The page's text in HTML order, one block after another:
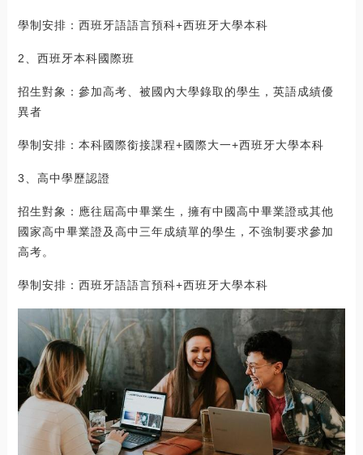
學制安排：西班牙語語言預科+西班牙大學本科
2、西班牙本科國際班
招生對象：參加高考、被國內大學錄取的學生，英語成績優
異者
學制安排：本科國際銜接課程+國際大一+西班牙大學本科
3、高中學歷認證
招生對象：應往屆高中畢業生，擁有中國高中畢業證或其他
國家高中畢業證及高中三年成績單的學生，不強制要求參加
高考。
學制安排：西班牙語語言預科+西班牙大學本科